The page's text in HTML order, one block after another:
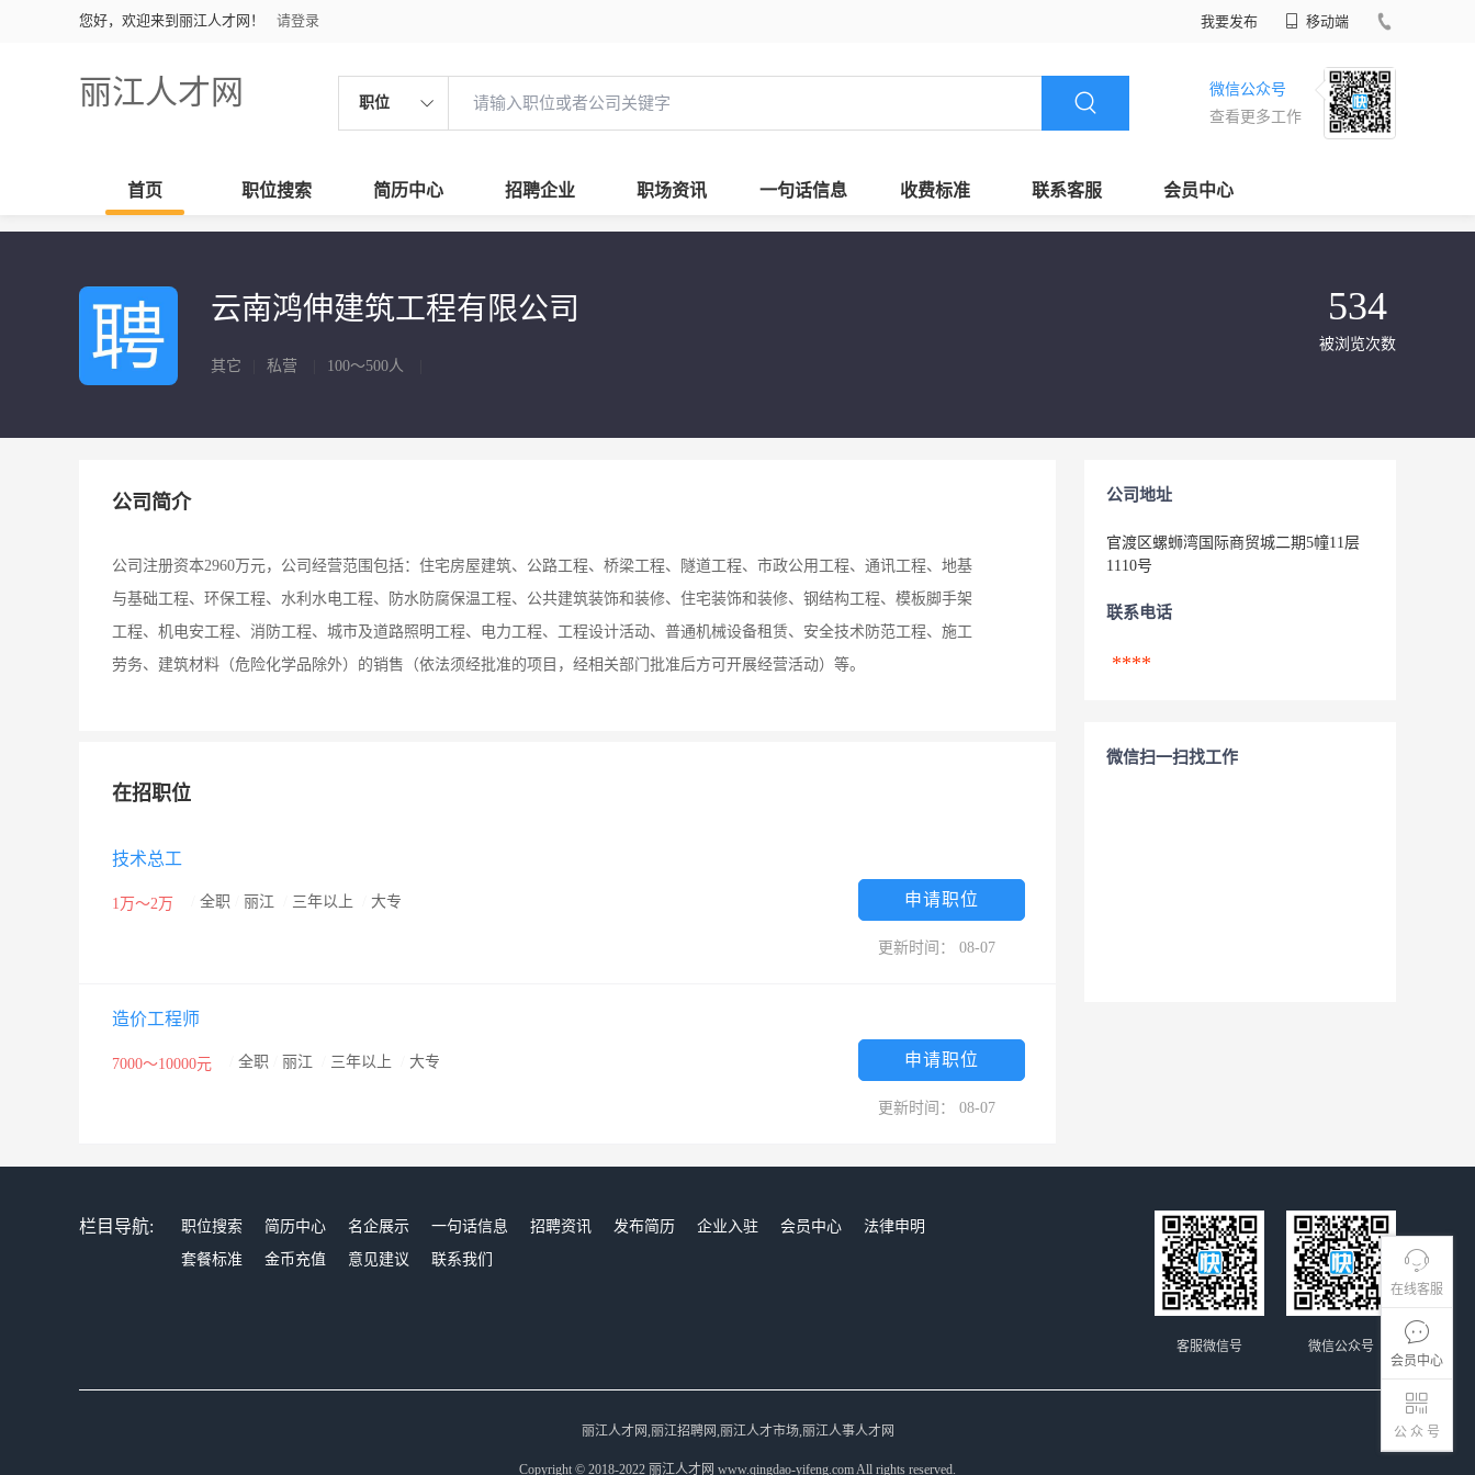
您好，欢迎来到丽江人才网！ 请登录 我要发布 移动端
丽江人才网 职位
微信公众号
查看更多工作
首页 职位搜索 简历中心 招聘企业 职场资讯 一句话信息 收费标准 联系客服 会员中心
在线客服
会员中心
公 众 号
云南鸿伸建筑工程有限公司
其它 私营 100～500人
534
被浏览次数
公司简介
公司注册资本2960万元，公司经营范围包括：住宅房屋建筑、公路工程、桥梁工程、隧道工程、市政公用工程、通讯工程、地基
与基础工程、环保工程、水利水电工程、防水防腐保温工程、公共建筑装饰和装修、住宅装饰和装修、钢结构工程、模板脚手架
工程、机电安工程、消防工程、城市及道路照明工程、电力工程、工程设计活动、普通机械设备租赁、安全技术防范工程、施工
劳务、建筑材料（危险化学品除外）的销售（依法须经批准的项目，经相关部门批准后方可开展经营活动）等。
在招职位
技术总工
1万～2万 全职 丽江 三年以上 大专 申请职位
更新时间： 08-07
造价工程师
7000～10000元 全职 丽江 三年以上 大专 申请职位
更新时间： 08-07
公司地址
官渡区螺蛳湾国际商贸城二期5幢11层
1110号
联系电话
****
微信扫一扫找工作
栏目导航: 职位搜索 简历中心 名企展示 一句话信息 招聘资讯 发布简历 企业入驻 会员中心
法律申明
套餐标准
金币充值 意见建议 联系我们
微信公众号
客服微信号
丽江人才网,丽江招聘网,丽江人才市场,丽江人事人才网
Copyright © 2018-2022 丽江人才网 www.qingdao-yifeng.com All rights reserved.